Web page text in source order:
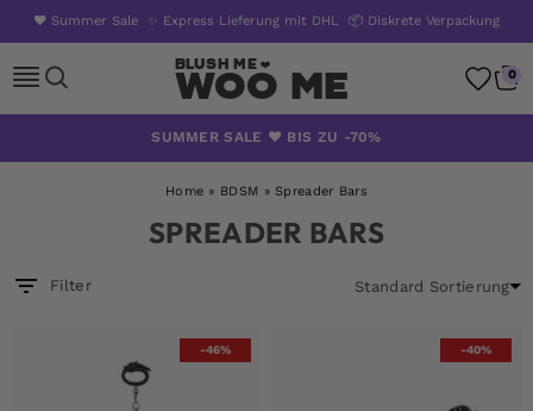
❤️ Summer Sale ✨ Express Lieferung mit DHL 📦 Diskrete Verpackung
Woo Me 0
SUMMER SALE ❤️ BIS ZU -70%
Home » BDSM »Spreader Bars
SPREADER BARS
Filter
-46% -40%